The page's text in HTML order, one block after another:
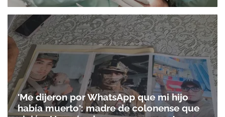
ACEPTAR
'Me dijeron por WhatsApp que mi hijo
había muerto': madre de colonense que